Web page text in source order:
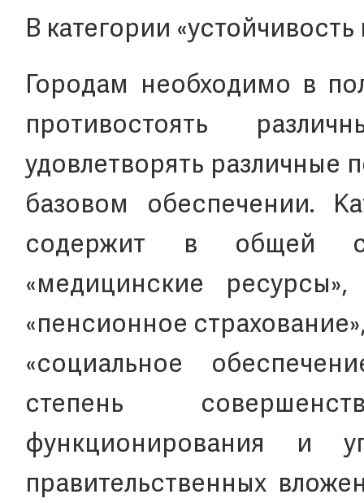
В категории «устойчивость
Городам необходимо в
противостоять
удовлетворять различные
базовом обеспечении.
содержит в общей
«медицинские
«пенсионное
«социальное
степень
функционирования и
правительственных